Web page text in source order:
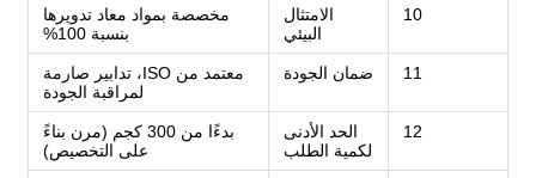
10
الامتثال
البيئي
مخصصة بمواد معاد تدويرها
بنسبة 100%
11 ضمان الجودة
معتمد من ISO، تدابير صارمة
لمراقبة الجودة
12
الحد الأدنى
لكمية الطلب
بدءًا من 300 كجم (مرن بناءً
على التخصيص)